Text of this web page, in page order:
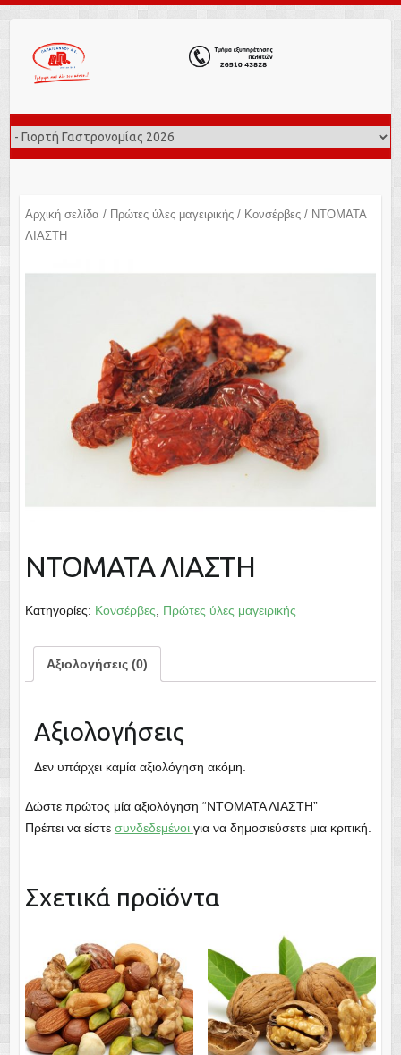
Αρχική σελίδα / Πρώτες ύλες μαγειρικής/ Κονσέρβες/ ΝΤΟΜΑΤΑ
ΛΙΑΣΤΗ
ΝΤΟΜΑΤΑ ΛΙΑΣΤΗ
Κατηγορίες: Κονσέρβες Πρώτες ύλες μαγειρικής
Αξιολογήσεις (0)
Αξιολογήσεις
Δεν υπάρχει καμία αξιολόγηση ακόμη.
Δώστε πρώτος μία αξιολόγηση “ΝΤΟΜΑΤΑ ΛΙΑΣΤΗ”
Πρέπει να είστε συνδεδεμένοι για να δημοσιεύσετε μια κριτική.
Σχετικά προϊόντα